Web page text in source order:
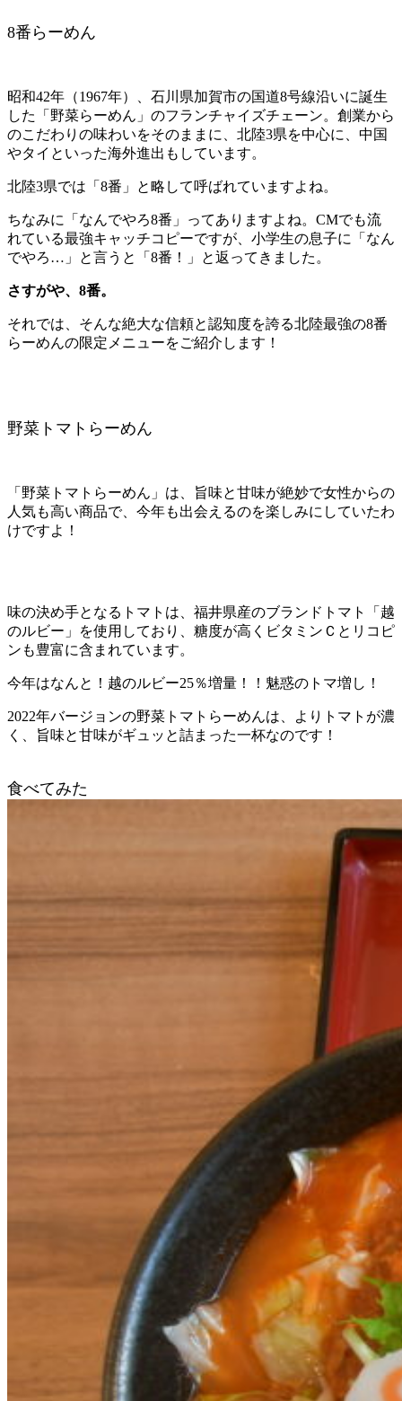
8番らーめん
昭和42年（1967年）、石川県加賀市の国道8号線沿いに誕生
した「野菜らーめん」のフランチャイズチェーン。創業から
のこだわりの味わいをそのままに、北陸3県を中心に、中国
やタイといった海外進出もしています。
北陸3県では「8番」と略して呼ばれていますよね。
ちなみに「なんでやろ8番」ってありますよね。CMでも流
れている最強キャッチコピーですが、小学生の息子に「なん
でやろ…」と言うと「8番！」と返ってきました。
さすがや、8番。
それでは、そんな絶大な信頼と認知度を誇る北陸最強の8番
らーめんの限定メニューをご紹介します！
野菜トマトらーめん
「野菜トマトらーめん」は、旨味と甘味が絶妙で女性からの
人気も高い商品で、今年も出会えるのを楽しみにしていたわ
けですよ！
味の決め手となるトマトは、福井県産のブランドトマト「越
のルビー」を使用しており、糖度が高くビタミンＣとリコピ
ンも豊富に含まれています。
今年はなんと！越のルビー25％増量！！魅惑のトマ増し！
2022年バージョンの野菜トマトらーめんは、よりトマトが濃
く、旨味と甘味がギュッと詰まった一杯なのです！
食べてみた